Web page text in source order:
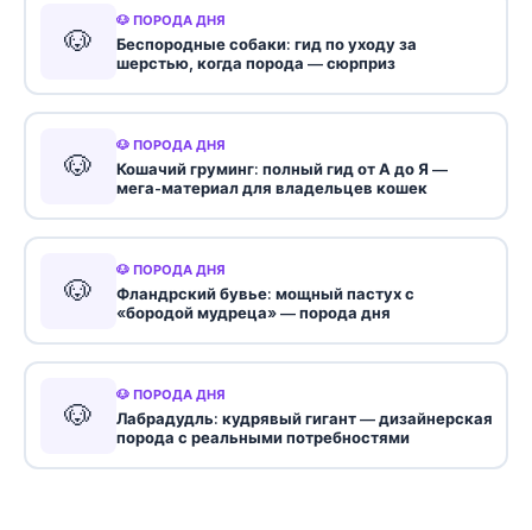
🐶
🐶 ПОРОДА ДНЯ
Беспородные собаки: гид по уходу за
шерстью, когда порода — сюрприз
🐶
🐶 ПОРОДА ДНЯ
Кошачий груминг: полный гид от А до Я —
мега-материал для владельцев кошек
🐶
🐶 ПОРОДА ДНЯ
Фландрский бувье: мощный пастух с
«бородой мудреца» — порода дня
🐶
🐶 ПОРОДА ДНЯ
Лабрадудль: кудрявый гигант — дизайнерская
порода с реальными потребностями